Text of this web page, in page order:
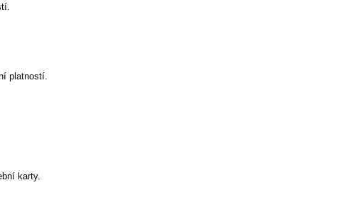
platností.
karty.